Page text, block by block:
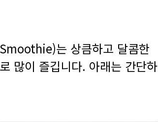
는 상큼하고 달콤한
많이 즐깁니다. 아래는 간단하